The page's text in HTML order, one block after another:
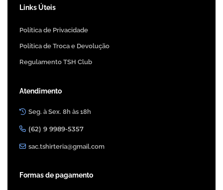
Links Úteis
Política de Privacidade
Política de Troca e Devolução
Regulamento TSH Club
Atendimento
Seg. à Sex. 8h às 18h
(62) 9 9989-5357
sac.tshirteria@gmail.com
Formas de pagamento